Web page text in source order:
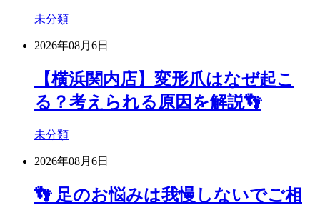
未分類
2026年08月6日
【横浜関内店】変形爪はなぜ起こ
る？考えられる原因を解説👣
未分類
2026年08月6日
👣 足のお悩みは我慢しないでご相